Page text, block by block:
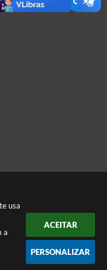
usa
a
ACEITAR
PERSONALIZAR